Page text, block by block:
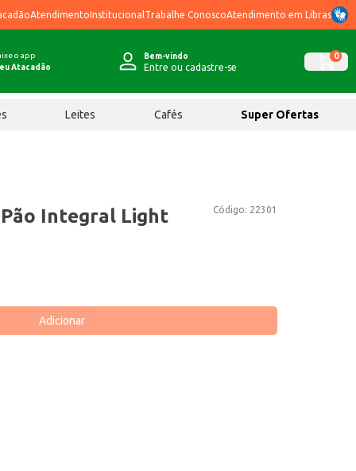
AtendimentoInstitucional Trabalhe ConoscoAtendimento em Libras
o app
Atacadão
Bem-vindo
Entre ou cadastre-se
0
Leites Cafés Super Ofertas
Código: 22301
Pão Integral Light
Adicionar